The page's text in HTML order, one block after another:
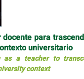
docente para
universitario
as a teacher to
context